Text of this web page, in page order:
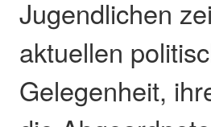
Jugendlichen
aktuellen
Gelegenheit,